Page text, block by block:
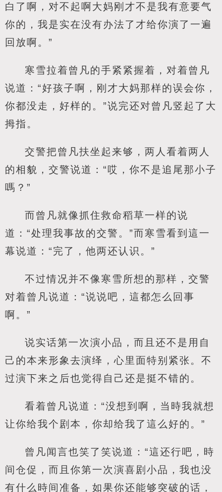
白了啊，对不起啊大妈刚才不是我有意要气
你的，我是实在没有办法了才给你演了一遍
回放啊。”
寒雪拉着曾凡的手紧紧握着，对着曾凡
说道：“好孩子啊，刚才大妈那样的误会你，
你都没走，好样的。”说完还对曾凡竖起了大
拇指。
交警把曾凡扶坐起来够，两人看着两人
的相貌，交警说道：“哎，你不是追尾那小子
嗎？”
而曾凡就像抓住救命稻草一样的说
道：“处理我事故的交警。”而寒雪看到這一
幕说道：“完了，他两还认识。”
不过情况并不像寒雪所想的那样，交警
对着曾凡说道：“说说吧，這都怎么回事
啊。”
说实话第一次演小品，而且还不是用自
己的本来形象去演绎，心里面特别紧张。不
过演下来之后也觉得自己还是挺不错的。
看着曾凡说道：“没想到啊，当時我就想
让你给我个剧本，你却给我了這么好的。”
曾凡闻言也笑了笑说道：“這还行吧，時
间仓促，而且你第一次演喜剧小品，我也没
有什么時间准备，如果你还能够突破的话，